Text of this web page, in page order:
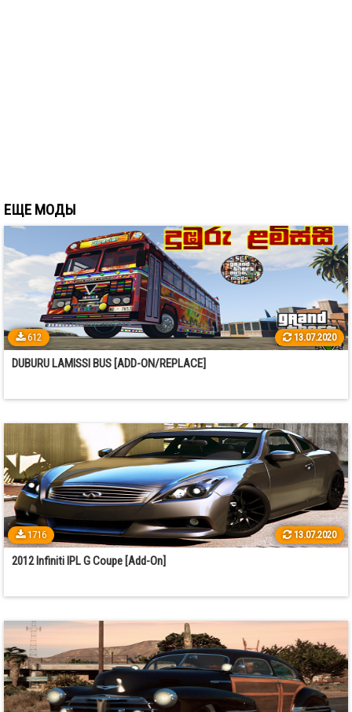
ЕЩЕ МОДЫ
612 13.07.2020
DUBURU LAMISSI BUS [ADD-ON/REPLACE]
1716 13.07.2020
2012 Infiniti IPL G Coupe [Add-On]